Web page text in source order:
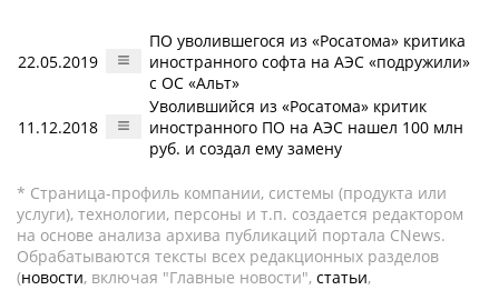
22.05.2019
ПО уволившегося из «Росатома» критика
иностранного софта на АЭС «подружили»
с ОС «Альт»
11.12.2018
Уволившийся из «Росатома» критик
иностранного ПО на АЭС нашел 100 млн
руб. и создал ему замену
* Страница-профиль компании, системы (продукта или
услуги), технологии, персоны и т.п. создается редактором
на основе анализа архива публикаций портала CNews.
Обрабатываются тексты всех редакционных разделов
(новости, включая "Главные новости", статьи,